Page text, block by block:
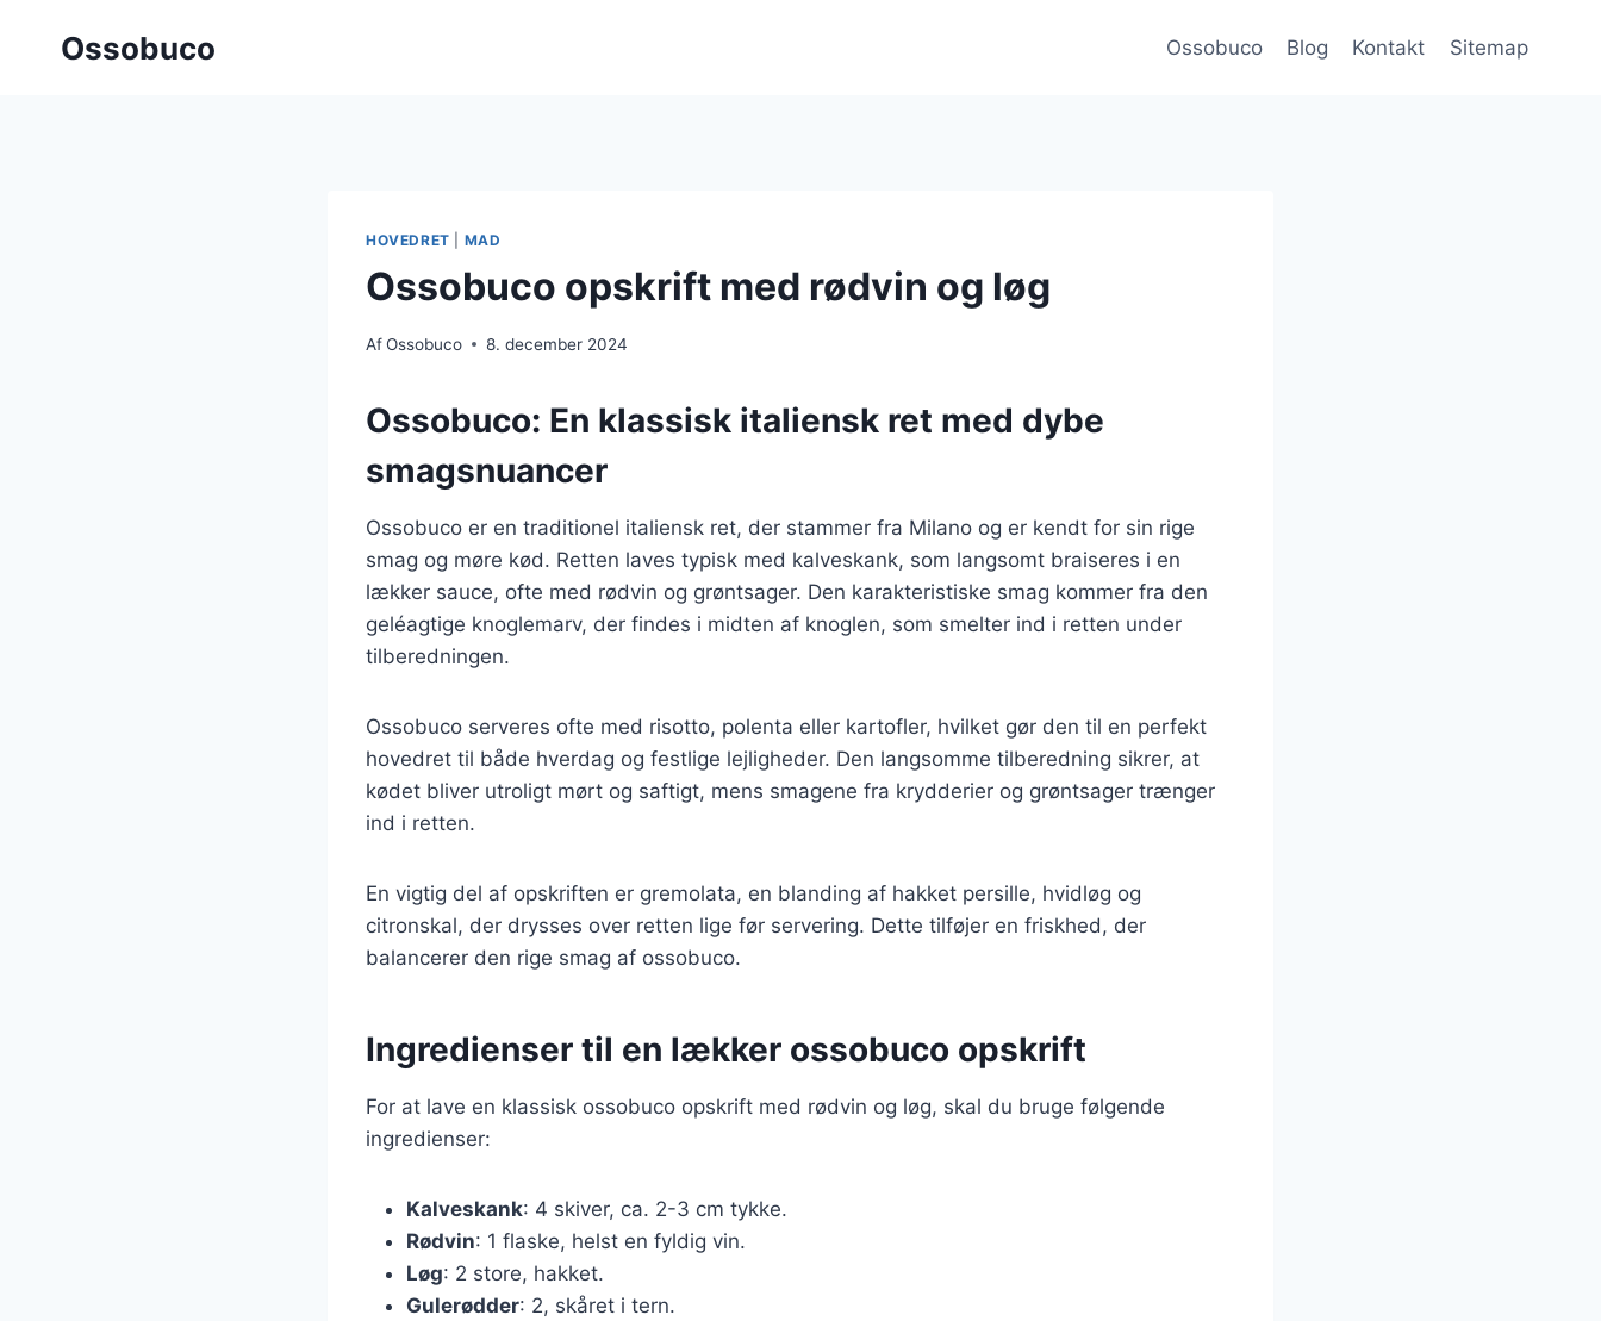
Ossobuco Ossobuco Blog Kontakt Sitemap
HOVEDRET MAD
Ossobuco opskrift med rødvin og løg
AfOssobuco 8. december 2024
Ossobuco: En klassisk italiensk ret med dybe
smagsnuancer
Ossobuco er en traditionel italiensk ret, der stammer fra Milano og er kendt for sin rige
smag og møre kød. Retten laves typisk med kalveskank, som langsomt braiseres i en
lækker sauce, ofte med rødvin og grøntsager. Den karakteristiske smag kommer fra den
geléagtige knoglemarv, der findes i midten af knoglen, som smelter ind i retten under
tilberedningen.
Ossobuco serveres ofte med risotto, polenta eller kartofler, hvilket gør den til en perfekt
hovedret til både hverdag og festlige lejligheder. Den langsomme tilberedning sikrer, at
kødet bliver utroligt mørt og saftigt, mens smagene fra krydderier og grøntsager trænger
ind i retten.
En vigtig del af opskriften er gremolata, en blanding af hakket persille, hvidløg og
citronskal, der drysses over retten lige før servering. Dette tilføjer en friskhed, der
balancerer den rige smag af ossobuco.
Ingredienser til en lækker ossobuco opskrift
For at lave en klassisk ossobuco opskrift med rødvin og løg, skal du bruge følgende
ingredienser:
Kalveskank: 4 skiver, ca. 2-3 cm tykke.
Rødvin: 1 flaske, helst en fyldig vin.
Løg: 2 store, hakket.
Gulerødder: 2, skåret i tern.